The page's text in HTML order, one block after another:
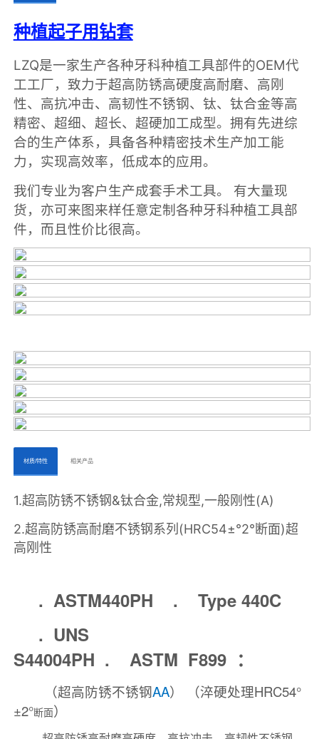
ㅤㅤ材质/特性ㅤㅤ ㅤㅤ相关产品ㅤㅤㅤ